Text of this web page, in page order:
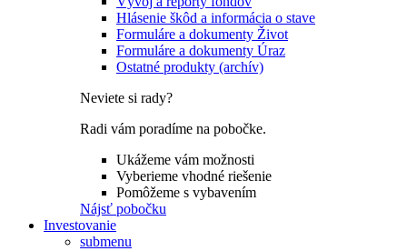
Hlásenie škôd a informácia o stave
Formuláre a dokumenty Život
Formuláre a dokumenty Úraz
Ostatné produkty (archív)
Neviete si rady?
Radi vám poradíme na pobočke.
Ukážeme vám možnosti
Vyberieme vhodné riešenie
Pomôžeme s vybavením
Nájsť pobočku
Investovanie
submenu